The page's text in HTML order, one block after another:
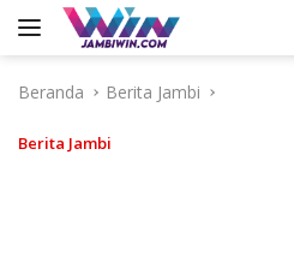
Langsung
Beranda
Berita Jambi
Berita Jambi